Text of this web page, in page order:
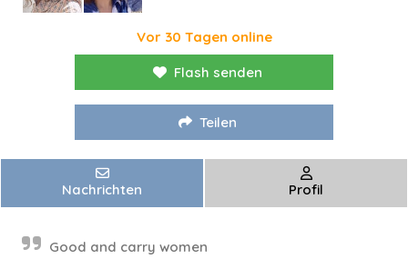
Vor 30 Tagen online
Flash senden
Teilen
Nachrichten Profil
Good and carry women